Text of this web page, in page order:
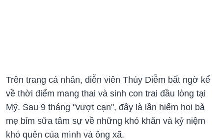
Trên trang cá nhân, diễn viên Thúy Diễm bất ngờ kể
về thời điểm mang thai và sinh con trai đầu lòng tại
Mỹ. Sau 9 tháng "vượt cạn", đây là lần hiếm hoi bà
mẹ bỉm sữa tâm sự về những khó khăn và kỷ niệm
khó quên của mình và ông xã.